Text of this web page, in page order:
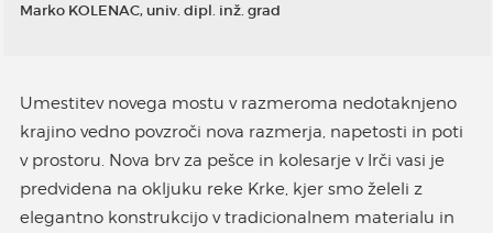
Marko KOLENAC, univ. dipl. inž. grad
Umestitev novega mostu v razmeroma nedotaknjeno
krajino vedno povzroči nova razmerja, napetosti in poti
v prostoru. Nova brv za pešce in kolesarje v Irči vasi je
predvidena na okljuku reke Krke, kjer smo želeli z
elegantno konstrukcijo v tradicionalnem materialu in